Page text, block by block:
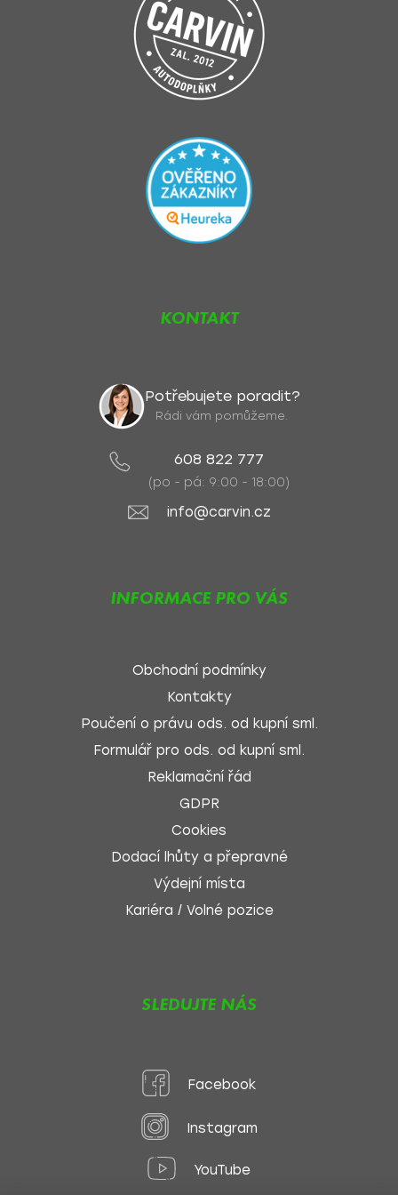
KONTAKT
Potřebujete poradit?
Rádi vám pomůžeme.
608 822 777
(po - pá: 9:00 - 18:00)
info@carvin.cz
INFORMACE PRO VÁS
Obchodní podmínky
Kontakty
Poučení o právu ods. od kupní sml.
Formulář pro ods. od kupní sml.
Reklamační řád
GDPR
Cookies
Dodací lhůty a přepravné
Výdejní místa
Kariéra / Volné pozice
SLEDUJTE NÁS
Facebook
Instagram
YouTube